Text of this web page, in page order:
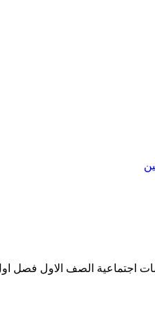
اجتماعية الصف الاول فصل